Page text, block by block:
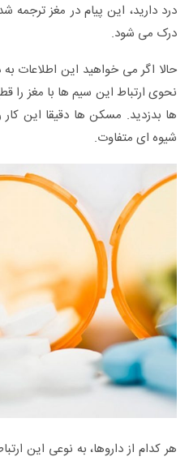
درد دارید، این پیام در مغز
درک می شود.
حالا اگر می خواهید این اطلاعات
نحوی ارتباط این سیم ها با مغز را
ها بدزدید. مسکن ها دقیقا این کار
شیوه ای متفاوت.
هر کدام از داروها، به نوعی این